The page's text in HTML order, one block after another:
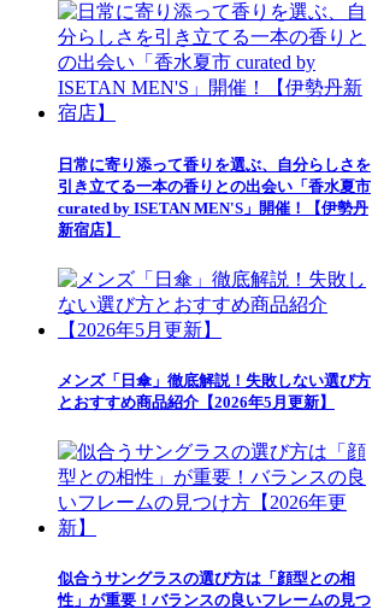
日常に寄り添って香りを選ぶ、自分らしさを
引き立てる一本の香りとの出会い「香水夏市
curated by ISETAN MEN'S」開催！【伊勢丹
新宿店】
メンズ「日傘」徹底解説！失敗しない選び方
とおすすめ商品紹介【2026年5月更新】
似合うサングラスの選び方は「顔型との相
性」が重要！バランスの良いフレームの見つ